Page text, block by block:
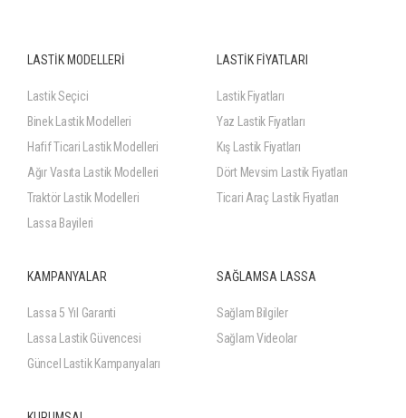
LASTİK MODELLERİ
Lastik Seçici
Binek Lastik Modelleri
Hafif Ticari Lastik Modelleri
Ağır Vasıta Lastik Modelleri
Traktör Lastik Modelleri
Lassa Bayileri
LASTİK FİYATLARI
Lastik Fiyatları
Yaz Lastik Fiyatları
Kış Lastik Fiyatları
Dört Mevsim Lastik Fiyatları
Ticari Araç Lastik Fiyatları
KAMPANYALAR
Lassa 5 Yıl Garanti
Lassa Lastik Güvencesi
Güncel Lastik Kampanyaları
SAĞLAMSA LASSA
Sağlam Bilgiler
Sağlam Videolar